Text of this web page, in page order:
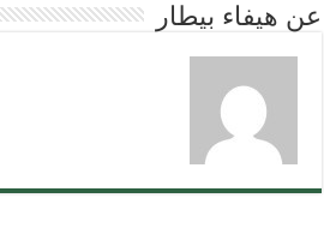
عن هيفاء بيطار